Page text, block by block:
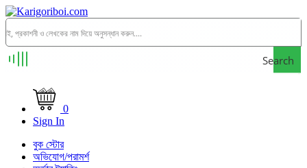
Search
0
Sign In
বুক স্টোর
অভিযোগ/পরামর্শ